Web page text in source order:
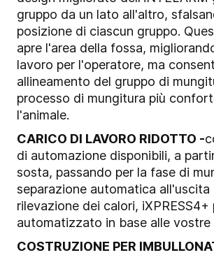
gruppo da un lato all'altro,
posizione di ciascun gruppo.
apre l'area della fossa,
lavoro per l'operatore, ma
allineamento del gruppo di
processo di mungitura più
l'animale.
CARICO DI LAVORO RIDOTTO -c
di automazione disponibili, a
sosta, passando per la fase di
separazione automatica all'uscita
rilevazione dei calori, iXPRESS4+
automatizzato in base alle vostre
COSTRUZIONE PER